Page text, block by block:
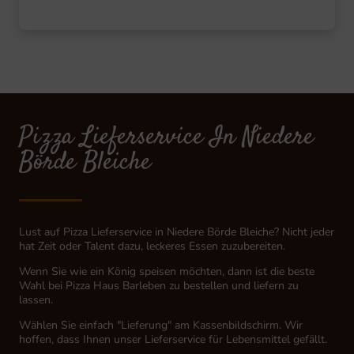
Pizza Lieferservice In Niedere
Börde Bleiche
Lust auf Pizza Lieferservice in Niedere Börde Bleiche? Nicht jeder
hat Zeit oder Talent dazu, leckeres Essen zuzubereiten.
Wenn Sie wie ein König speisen möchten, dann ist die beste
Wahl bei Pizza Haus Barleben zu bestellen und liefern zu
lassen.
Wählen Sie einfach "Lieferung" am Kassenbildschirm. Wir
hoffen, dass Ihnen unser Lieferservice für Lebensmittel gefällt.